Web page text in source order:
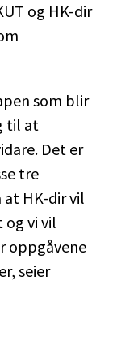
og HK-dir
som blir
til at
Det er
tre
at HK-dir vil
og vi vil
oppgåvene
seier